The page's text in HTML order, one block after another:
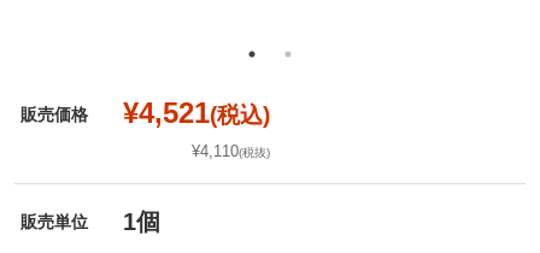
販売価格 ¥4,521(税込)
¥4,110(税抜)
販売単位 1個